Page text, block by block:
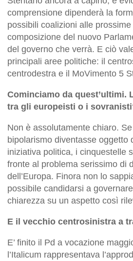
comprensione dipenderà la
possibili coalizioni alle
composizione del nuovo
del governo che verrà. E ciò
principali aree politiche: il
centrodestra e il MoVimento 5
Cominciamo da quest’ultimi.
tra gli europeisti o i
Non è assolutamente chiaro.
bipolarismo diventasse oggetto
iniziativa politica, i cinquestelle
fronte al problema serissimo di
dell’Europa. Finora non lo
possibile candidarsi a
chiarezza su un aspetto così
E il vecchio centrosinistra a
E’ finito il Pd a vocazione
l’Italicum rappresentava